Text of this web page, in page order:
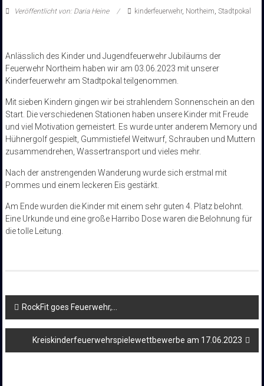
Veröffentlicht von: Daria Heine kinderfeuerwehr, Northeim, Stadtpokal
Anlässlich des Kinder und Jugendfeuerwehr Jubiläums der
Feuerwehr Northeim haben wir am 03.06.2023 mit unserer
Kinderfeuerwehr am Stadtpokal teilgenommen.
Mit sieben Kindern gingen wir bei strahlendem Sonnenschein an den
Start. Die verschiedenen Stationen haben unsere Kinder mit Freude
und viel Motivation gemeistert. Es wurde unter anderem Memory und
Hühnergolf gespielt, Gummistiefel Weitwurf, Schrauben und Muttern
zusammendrehen, Wassertransport und vieles mehr.
Nach der anstrengenden Wanderung wurde sich erstmal mit
Pommes und einem leckeren Eis gestärkt.
Am Ende wurden die Kinder mit einem sehr guten 4. Platz belohnt.
Eine Urkunde und eine große Harribo Dose waren die Belohnung für
die tolle Leitung.
Beitragsnavigation
RockFit goes Feuerwehr,…
Kreiskinderfeuerwehrspielewettbewerbe am 17.06.2023